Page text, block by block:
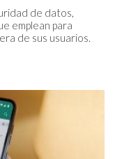
de datos,
emplean para
de sus usuarios.